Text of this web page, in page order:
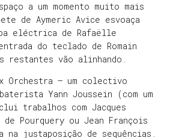
a um momento muito mais
de Aymeric Avice esvoaça
eléctrica de Rafaëlle
do teclado de Romain
restantes vão alinhando.
Orchestra – um colectivo
Yann Joussein (com um
trabalhos com Jacques
Pourquery ou Jean François
na justaposição de sequências.